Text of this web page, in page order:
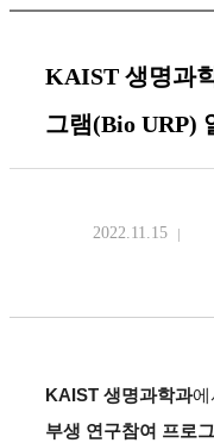
KAIST 생명과
그램(Bio URP)
2022.11.15
KAIST 생명과학과에
부생 연구참여 프로